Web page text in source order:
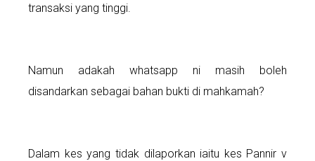
transaksi yang tinggi.
Namun adakah whatsapp ni masih boleh
disandarkan sebagai bahan bukti di mahkamah?
Dalam kes yang tidak dilaporkan iaitu kes Pannir v